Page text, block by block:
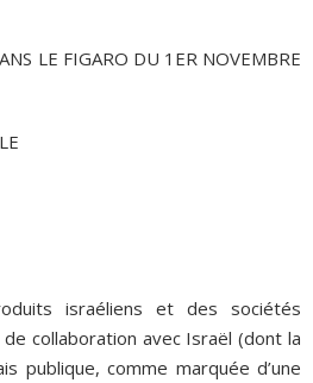
LE FIGARO DU 1ER NOVEMBRE
israéliens et des sociétés
collaboration avec Israël (dont la
publique, comme marquée d’une